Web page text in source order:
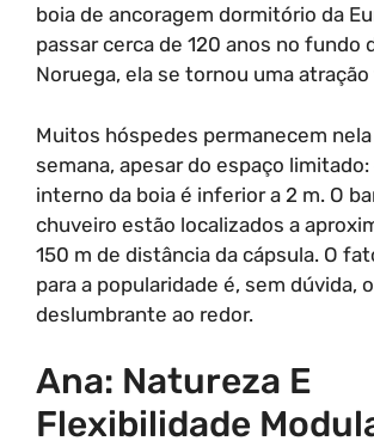
boia de ancoragem dormitório da
passar cerca de 120 anos no fundo
Noruega, ela se tornou uma
Muitos hóspedes permanecem
semana, apesar do espaço
interno da boia é inferior a 2 m. O
chuveiro estão localizados a
150 m de distância da cápsula. O
para a popularidade é, sem dúvida,
deslumbrante ao redor.
Ana: Natureza E
Flexibilidade